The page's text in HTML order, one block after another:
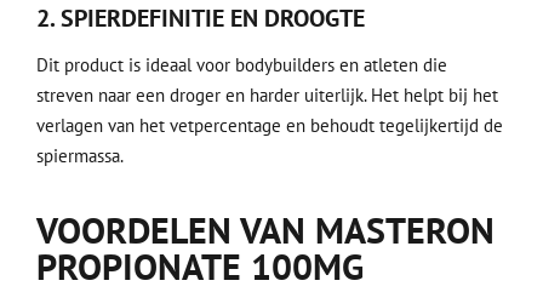
2. SPIERDEFINITIE EN DROOGTE
Dit product is ideaal voor bodybuilders en atleten die
streven naar een droger en harder uiterlijk. Het helpt bij het
verlagen van het vetpercentage en behoudt tegelijkertijd de
spiermassa.
VOORDELEN VAN MASTERON
PROPIONATE 100MG